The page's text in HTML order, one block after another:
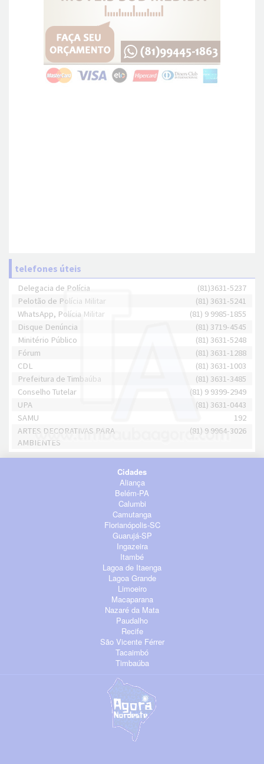
telefones úteis
Delegacia de Polícia
(81)3631-5237
Pelotão de Polícia Militar
(81) 3631-5241
WhatsApp, Polícia Militar
(81) 9 9985-1855
Disque Denúncia
(81) 3719-4545
Minitério Público
(81) 3631-5248
Fórum
(81) 3631-1288
CDL
(81) 3631-1003
Prefeitura de Timbaúba
(81) 3631-3485
Conselho Tutelar
(81) 9 9399-2949
UPA
(81) 3631-0443
SAMU
192
ARTES DECORATIVAS PARA
AMBIENTES
(81) 9 9964-3026
Cidades
Aliança
Belém-PA
Calumbi
Camutanga
Florianópolis-SC
Guarujá-SP
Ingazeira
Itambé
Lagoa de Itaenga
Lagoa Grande
Limoeiro
Macaparana
Nazaré da Mata
Paudalho
Recife
São Vicente Férrer
Tacaimbó
Timbaúba